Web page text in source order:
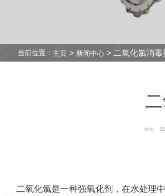
当前位置： 主页 > 新闻中心 > 二氧化氯消毒
时间:
二氧化氯是一种强氧化剂，在水处理